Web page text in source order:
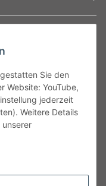
Sie den
Website: YouTube,
jederzeit
Weitere Details
unserer